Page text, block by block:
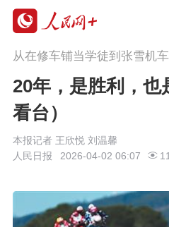
从在修车铺当学徒到张雪机
20年，是胜利，也
看台）
本报记者 王欣悦 刘温馨
人民日报
2026-04-02 06:07